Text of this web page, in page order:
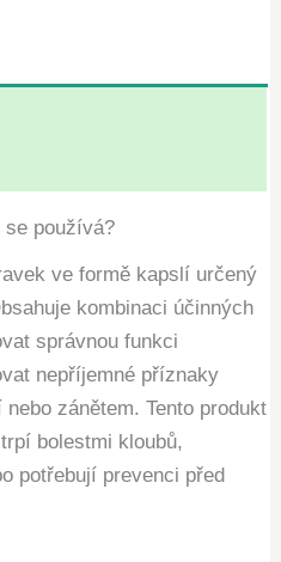
se používá?
ve formě kapslí určený
kombinaci účinných
správnou funkci
nepříjemné příznaky
zánětem. Tento produkt
bolestmi kloubů,
potřebují prevenci před